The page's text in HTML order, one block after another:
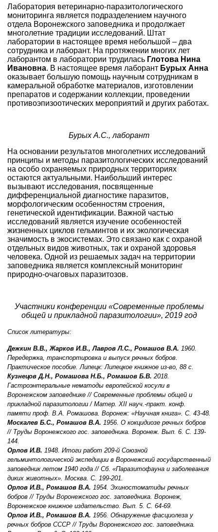
Лаборатория ветеринарно-паразитологического
мониторинга является подразделением научного
отдела Воронежского заповедника и продолжает
многолетние традиции исследований. Штат
лаборатории в настоящее время небольшой – два
сотрудника и лаборант. На протяжении многих лет
лаборантом в лаборатории трудилась Глотова Нина
Ивановна. В настоящее время лаборант Бурых Анна
оказывает большую помощь научным сотрудникам в
камеральной обработке материалов, изготовлении
препаратов и содержании коллекции, проведении
противоэпизоотических мероприятий и других работах.
Бурых А.С., лаборант
На основании результатов многолетних исследований
принципы и методы паразитологических исследований
на особо охраняемых природных территориях
остаются актуальными. Наибольший интерес
вызывают исследования, посвященные
дифференциальной диагностике паразитов,
морфологическим особенностям строения,
генетической идентификации. Важной частью
исследований является изучение особенностей
жизненных циклов гельминтов и их экологическая
значимость в экосистемах. Это связано как с охраной
отдельных видов животных, так и охраной здоровья
человека. Одной из решаемых задач на территории
заповедника является комплексный мониторинг
природно-очаговых паразитозов.
Участники конференции «Современные проблемы
общей и прикладной паразитологии», 2019 год
Список литературы:
Дежкин В.В., Жарков И.В., Лавров Л.С., Ромашов В.А. 1960.
Передержка, транспортировка и выпуск речных бобров.
Практическое пособие. Липецк: Липецкое книжное из-во, 88 с.
Кузнецов Д.Н., Ромашова Н.Б., Ромашов Б.В. 2018.
Гастроэнтеральные нематоды европейской косули в
Воронежском заповеднике // Современные проблемы общей и
прикладной паразитологии / Матер. ХII науч.-практ. конф.
памяти проф. В.А. Ромашова. Воронеж: «Научная книга». С. 43-48.
Москалев Б.С., Ромашов В.А. 1956. О кокцидиозе речных бобров
// Труды Воронежского гос. заповедника. Воронеж. Вып. 6. С. 139-
144.
Орлов И.В. 1948. Итоги работ 209-й Союзной
гельминтологической экспедиции в Воронежский государственный
заповедник летом 1940 года // Сб. «Паразитофауна и заболевания
диких животных». Москва. С. 199-201.
Орлов И.В., Ромашов В.А. 1954. Эхиностоматиды речных
бобров // Труды Воронежского гос. заповедника. Воронеж,
Воронежское книжное издательство. Вып. 5. С. 64-69.
Орлов И.В., Ромашов В.А. 1956. Обнаружение фасциолеза у
речных бобров СССР // Труды Воронежского гос. заповедника.